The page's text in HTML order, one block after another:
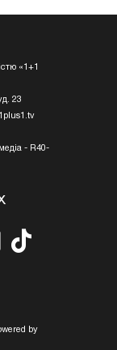
«1+1
23
- R40-
by